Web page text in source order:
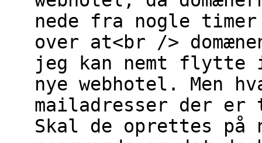
nede fra nogle
over at<br />
jeg kan nemt flytte
nye webhotel. Men
mailadresser der er
Skal de oprettes på